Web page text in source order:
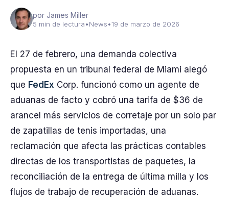
por James Miller
5 min de lectura•News•19 de marzo de 2026
El 27 de febrero, una demanda colectiva
propuesta en un tribunal federal de Miami alegó
que FedEx Corp. funcionó como un agente de
aduanas de facto y cobró una tarifa de $36 de
arancel más servicios de corretaje por un solo par
de zapatillas de tenis importadas, una
reclamación que afecta las prácticas contables
directas de los transportistas de paquetes, la
reconciliación de la entrega de última milla y los
flujos de trabajo de recuperación de aduanas.